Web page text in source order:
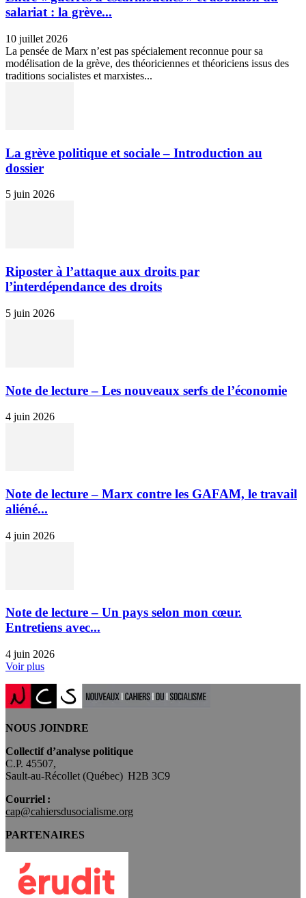
salariat : la grève...
10 juillet 2026
La pensée de Marx n’est pas spécialement reconnue pour sa
modélisation de la grève, des théoriciennes et théoriciens issus des
traditions socialistes et marxistes...
La grève politique et sociale – Introduction au
dossier
5 juin 2026
Riposter à l’attaque aux droits par
l’interdépendance des droits
5 juin 2026
Note de lecture – Les nouveaux serfs de l’économie
4 juin 2026
Note de lecture – Marx contre les GAFAM, le travail
aliéné...
4 juin 2026
Note de lecture – Un pays selon mon cœur.
Entretiens avec...
4 juin 2026
Voir plus
NOUS JOINDRE
Collectif d’analyse politique
C.P. 45507,
Sault-au-Récollet (Québec) H2B 3C9
Courriel :
cap@cahiersdusocialisme.org
PARTENAIRES